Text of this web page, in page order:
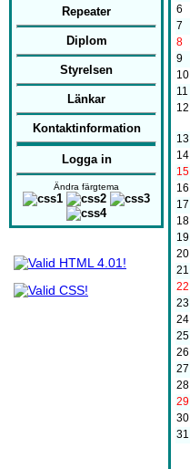
Repeater
Diplom
Styrelsen
Länkar
Kontaktinformation
Logga in
Ändra färgtema
6
7
8
9
10
11
12
13
14
15
16
17
18
19
20
21
22
23
24
25
26
27
28
29
30
31